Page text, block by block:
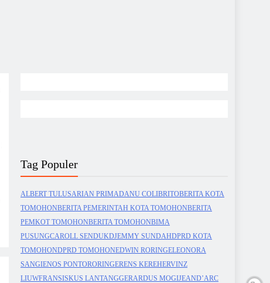
Tag Populer
ALBERT TULUSARIAN PRIMADANU COLIBRITOBERITA KOTA
TOMOHONBERITA PEMERINTAH KOTA TOMOHONBERITA
PEMKOT TOMOHONBERITA TOMOHONBIMA
PUSUNGCAROLL SENDUKDJEMMY SUNDAHDPRD KOTA
TOMOHONDPRD TOMOHONEDWIN RORINGELEONORA
SANGIENOS PONTORORINGERENS KEREHERVINZ
LIUWFRANSISKUS LANTANGGERARDUS MOGIJEAND’ARC